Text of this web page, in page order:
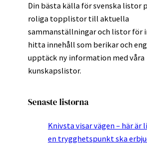
Din bästa källa för svenska listor
roliga topplistor till aktuella
sammanställningar och listor för
hitta innehåll som berikar och
upptäck ny information med våra
kunskapslistor.
Senaste listorna
Knivsta visar vägen – här är
en trygghetspunkt ska